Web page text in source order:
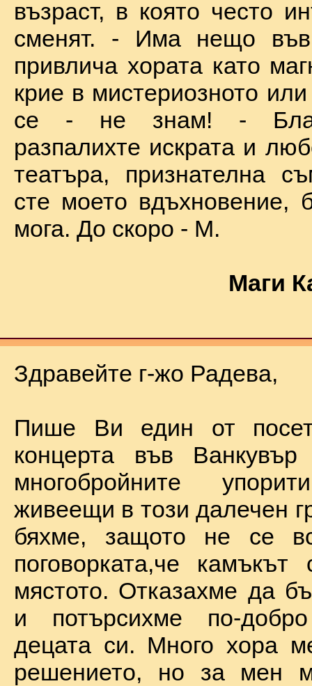
възраст, в която често
сменят. - Има нещо във
привлича хората като
крие в мистериозното
се - не знам! -
разпалихте искрата и
театъра, признателна
сте моето вдъхновение,
мога. До скоро - М.
Маги
Здравейте г-жо Радева,
Пише Ви един от
концерта във
многобройните
живеещи в този далечен
бяхме, защото не се
поговорката,че
мястото. Отказахме да
и потърсихме по-
децата си. Много хора
решението, но за мен